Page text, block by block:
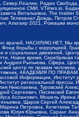
Радио
СМИ, VTimes.io,
Витальевна, The Insider
Телеканал Дождь, Петров
Альтаир 2021, Ромашки
врачей, НАСИЛИЮ.НЕТ, Мы
борьбы с коррупцией,
и социальных движений,
Новое время, Серебряная
Рылькова, Сфера,
центр по правам
АКАДЕМИЯ ПО
Информации, Институт
региональной
Туровский
Сергеевич, Писемский
Асланович, Мошель Ирина
Щаров Сергей
Петровна, Кочеткова
Юлия Юрьевна, Саранг